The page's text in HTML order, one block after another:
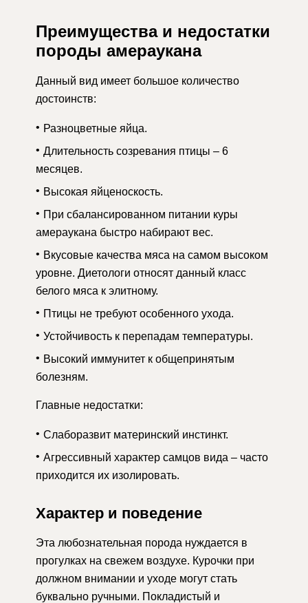
Преимущества и недостатки
породы амераукана
Данный вид имеет большое количество
достоинств:
Разноцветные яйца.
Длительность созревания птицы – 6
месяцев.
Высокая яйценоскость.
При сбалансированном питании куры
амераукана быстро набирают вес.
Вкусовые качества мяса на самом высоком
уровне. Диетологи относят данный класс
белого мяса к элитному.
Птицы не требуют особенного ухода.
Устойчивость к перепадам температуры.
Высокий иммунитет к общепринятым
болезням.
Главные недостатки:
Слаборазвит материнский инстинкт.
Агрессивный характер самцов вида – часто
приходится их изолировать.
Характер и поведение
Эта любознательная порода нуждается в
прогулках на свежем воздухе. Курочки при
должном внимании и уходе могут стать
буквально ручными. Покладистый и